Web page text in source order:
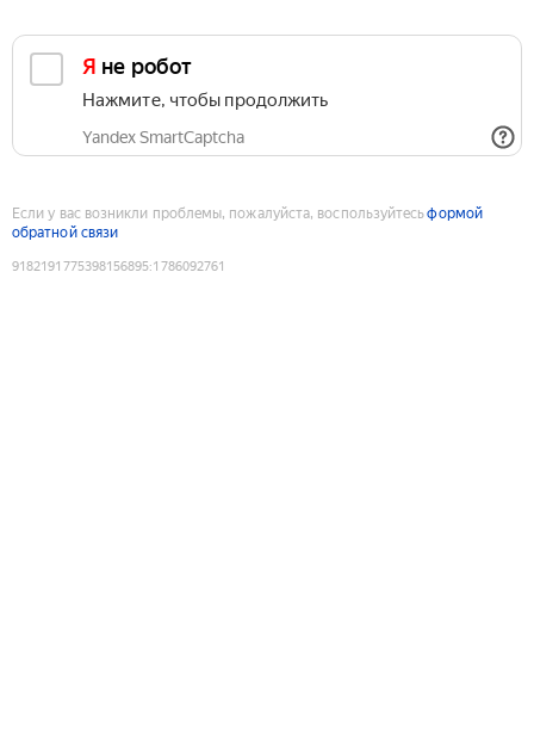
Я не робот
Нажмите, чтобы продолжить
Yandex SmartCaptcha
Если у вас возникли проблемы, пожалуйста, воспользуйтесьформой
обратной связи
9182191775398156895:1786092761